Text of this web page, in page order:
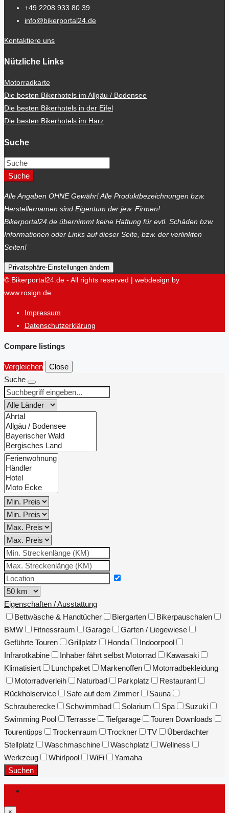
+49 2208 933 80 39
info@bikerportal24.de
Kontaktiere uns
Nützliche Links
Motorradkarte
Die besten Bikerhotels im Allgäu / Bodensee
Die besten Bikerhotels in der Eifel
Die besten Bikerhotels im Harz
Suche
Suche
Alle Angaben OHNE Gewähr! Alle Produktbezeichnungen bzw.
Herstellernamen sind Eigentum der jew. Firmen!
Bikerportal24.de übernimmt keine Haftung für evtl. Schäden bzw.
Informationen oder Links auf dieser Seite, bzw. der verlinkten
Seiten!
Privatsphäre-Einstellungen ändern
© Bikerportal24.de - All rights reserved | webdesign by
www.rosign.de
Impressum
Datenschutzerklärung
Compare listings
Vergleichen
Close
Suche
Eigenschaften / Ausstattung
Bettwäsche & Handtücher
Biergarten
Bikerpauschalen
BMW
Fitnessraum Garage
Garten / Liegewiese
Geführte Touren
Grillplatz Honda
Indoorpool
Infrarotkabine
Inhaber fährt selbst Motorrad
Kawasaki
Klimatisiert
Lunchpaket Markenoffen
Motorradbekleidung
Motorradverleih
Naturbad Parkplatz
Restaurant
Rückholservice
Safe auf dem Zimmer
Sauna
Schrauberecke
Schwimmbad Solarium Spa
Suzuki
Swimming Pool
Terrasse Tiefgarage
Touren Downloads
Tourentipps
Trockenraum Trockner TV
Überdachter
Stellplatz
Waschmaschine Waschplatz
Wellness
Werkzeug
Whirlpool WiFi
Yamaha
Suchen